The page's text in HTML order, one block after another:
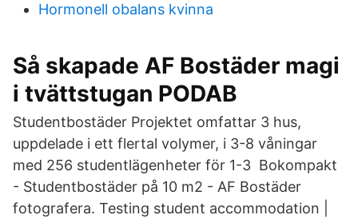
Hormonell obalans kvinna
Så skapade AF Bostäder magi
i tvättstugan PODAB
Studentbostäder Projektet omfattar 3 hus,
uppdelade i ett flertal volymer, i 3-8 våningar
med 256 studentlägenheter för 1-3 Bokompakt
- Studentbostäder på 10 m2 - AF Bostäder
fotografera. Testing student accommodation |